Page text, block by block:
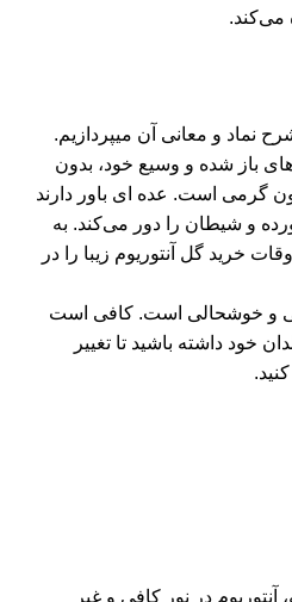
می‌کند.
نماد و معانی آن میپردازیم.
باز شده و وسیع خود، بدون
گرمی است. عده ای باور دارند
و شیطان را دور می‌کند. به
خرید گل آنتوریوم زیبا را در
و خوشحالی است. کافی است
خود داشته باشید تا تغییر
در نور کافی و غیر